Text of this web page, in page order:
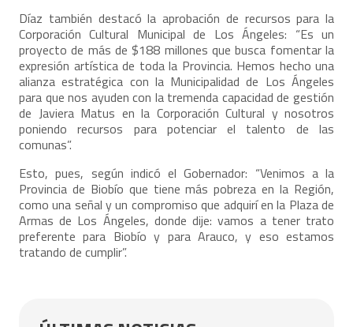
Díaz también destacó la aprobación de recursos para la
Corporación Cultural Municipal de Los Ángeles: “Es un
proyecto de más de $188 millones que busca fomentar la
expresión artística de toda la Provincia. Hemos hecho una
alianza estratégica con la Municipalidad de Los Ángeles
para que nos ayuden con la tremenda capacidad de gestión
de Javiera Matus en la Corporación Cultural y nosotros
poniendo recursos para potenciar el talento de las
comunas”.
Esto, pues, según indicó el Gobernador: “Venimos a la
Provincia de Biobío que tiene más pobreza en la Región,
como una señal y un compromiso que adquirí en la Plaza de
Armas de Los Ángeles, donde dije: vamos a tener trato
preferente para Biobío y para Arauco, y eso estamos
tratando de cumplir”.